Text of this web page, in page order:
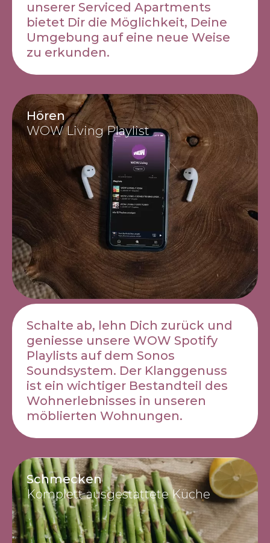
unserer Serviced Apartments
bietet Dir die Möglichkeit, Deine
Umgebung auf eine neue Weise
zu erkunden.
Hören
WOW Living Playlist
Schalte ab, lehn Dich zurück und
geniesse unsere WOW Spotify
Playlists auf dem Sonos
Soundsystem. Der Klanggenuss
ist ein wichtiger Bestandteil des
Wohnerlebnisses in unseren
möblierten Wohnungen.
Schmecken
Komplett ausgestattete Küche